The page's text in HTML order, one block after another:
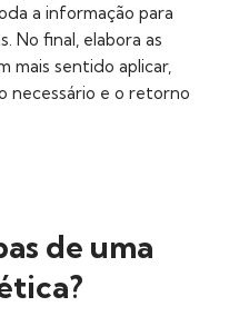
a informação para
No final, elabora as
mais sentido aplicar,
necessário e o retorno
de uma